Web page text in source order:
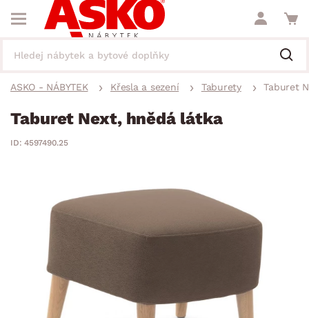
ASKO - NÁBYTEK Křesla a sezení Taburety Taburet
Taburet Next, hnědá látka
ID: 4597490.25